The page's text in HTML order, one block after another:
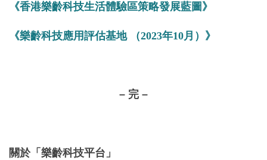
《香港樂齡科技生活體驗區策略發展藍圖 》
《樂齡科技應用評估基地 （2023年10月） 》
– 完 –
關於「 樂齡科技平台 」